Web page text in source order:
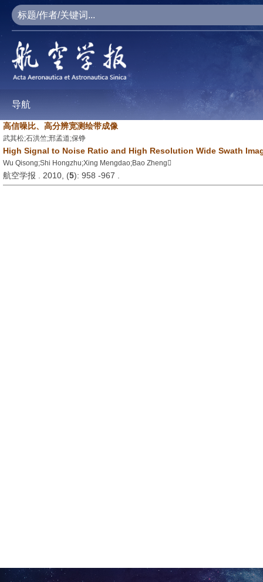
导航
高信噪比、高分辨宽测绘带成像
武其松;石洪竺;邢孟道;保铮
High Signal to Noise Ratio and High Resolution Wide Swath
Wu Qisong;Shi Hongzhu;Xing Mengdao;Bao Zheng
航空学报 . 2010, (5): 958 -967 .